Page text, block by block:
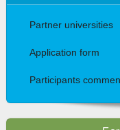
Partner universities
Application form
Participants